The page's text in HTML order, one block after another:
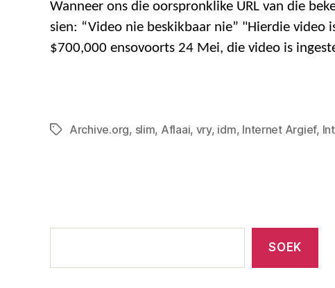
Wanneer ons die oorspronklike URL van die
sien: “Video nie beskikbaar nie” "Hierdie
$700,000 ensovoorts 24 Mei, die video is
MerkersArchive.org, slim, Aflaai, vry, idm, Internet Argief,
Onlangse
SOEK